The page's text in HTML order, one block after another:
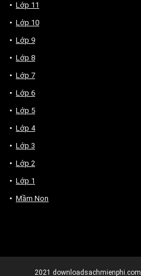
Lớp 11
Lớp 10
Lớp 9
Lớp 8
Lớp 7
Lớp 6
Lớp 5
Lớp 4
Lớp 3
Lớp 2
Lớp 1
Mầm Non
2021 downloadsachmienphi.com